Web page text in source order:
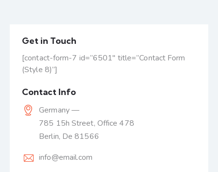
Get in Touch
[contact-form-7 id=”6501″ title=”Contact Form
(Style 8)”]
Contact Info
Germany —
785 15h Street, Office 478
Berlin, De 81566
info@email.com